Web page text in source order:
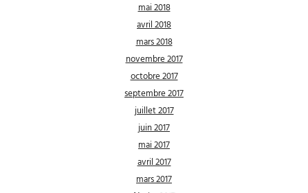
mai 2018
avril 2018
mars 2018
novembre 2017
octobre 2017
septembre 2017
juillet 2017
juin 2017
mai 2017
avril 2017
mars 2017